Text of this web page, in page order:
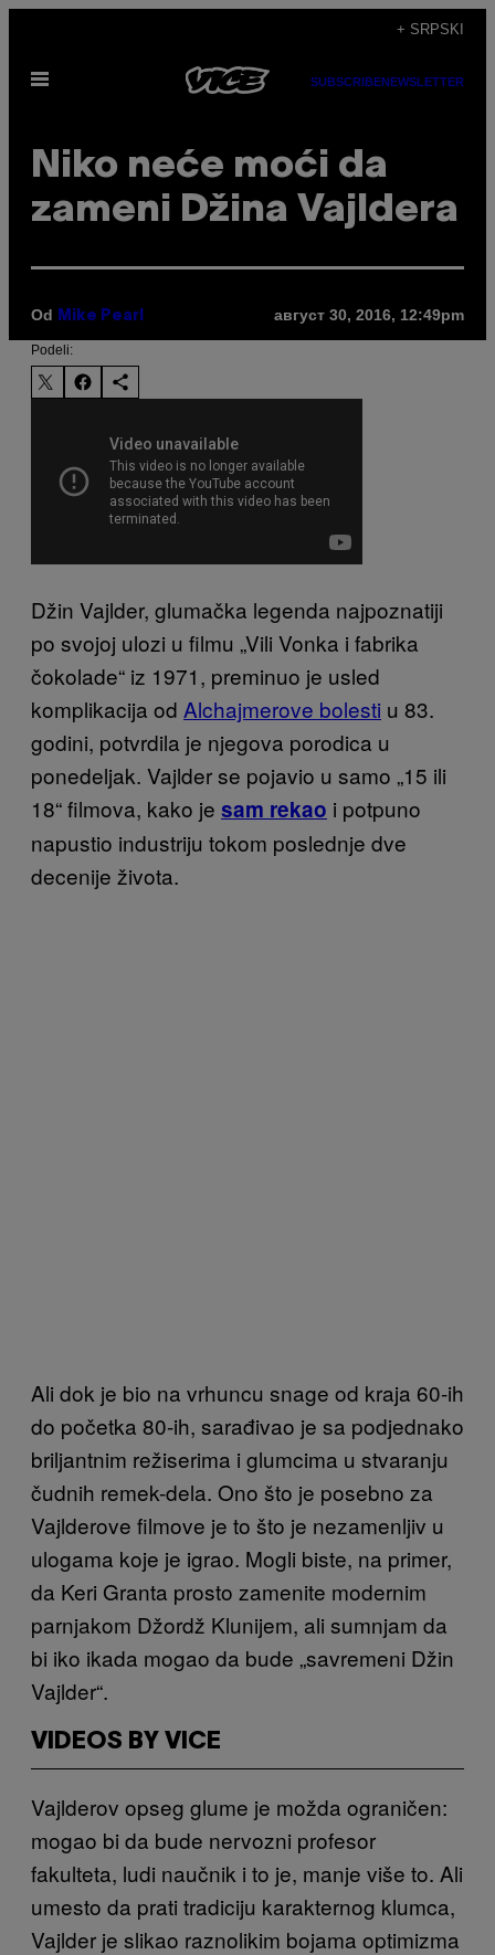
садржај
+ SRPSKI
Otvori
SUBSCRIBENEWSLETTER
​Niko neće moći da
zameni Džina Vajldera
Od Mike Pearl август 30, 2016, 12:49pm
Podeli:
Džin Vajlder, glumačka legenda najpoznatiji
po svojoj ulozi u filmu „Vili Vonka i fabrika
čokolade“ iz 1971, preminuo je usled
komplikacija od Alchajmerove bolesti u 83.
godini, potvrdila je njegova porodica u
ponedeljak. Vajlder se pojavio u samo „15 ili
18“ filmova, kako je sam rekao i potpuno
napustio industriju tokom poslednje dve
decenije života.
Ali dok je bio na vrhuncu snage od kraja 60-ih
do početka 80-ih, sarađivao je sa podjednako
briljantnim režiserima i glumcima u stvaranju
čudnih remek-dela. Ono što je posebno za
Vajlderove filmove je to što je nezamenljiv u
ulogama koje je igrao. Mogli biste, na primer,
da Keri Granta prosto zamenite modernim
parnjakom Džordž Klunijem, ali sumnjam da
bi iko ikada mogao da bude „savremeni Džin
Vajlder“.
VIDEOS BY VICE
Vajlderov opseg glume je možda ograničen:
mogao bi da bude nervozni profesor
fakulteta, ludi naučnik i to je, manje više to. Ali
umesto da prati tradiciju karakternog klumca,
Vajlder je slikao raznolikim bojama optimizma